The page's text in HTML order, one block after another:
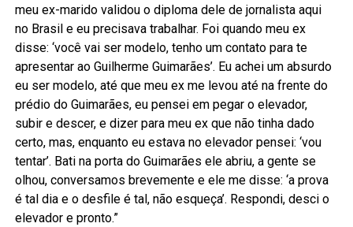
meu ex-marido validou o diploma dele de jornalista aqui
no Brasil e eu precisava trabalhar. Foi quando meu ex
disse: ‘você vai ser modelo, tenho um contato para te
apresentar ao Guilherme Guimarães’. Eu achei um absurdo
eu ser modelo, até que meu ex me levou até na frente do
prédio do Guimarães, eu pensei em pegar o elevador,
subir e descer, e dizer para meu ex que não tinha dado
certo, mas, enquanto eu estava no elevador pensei: ‘vou
tentar’. Bati na porta do Guimarães ele abriu, a gente se
olhou, conversamos brevemente e ele me disse: ‘a prova
é tal dia e o desfile é tal, não esqueça’. Respondi, desci o
elevador e pronto.”